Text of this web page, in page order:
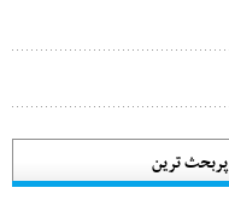
پربحث ترین